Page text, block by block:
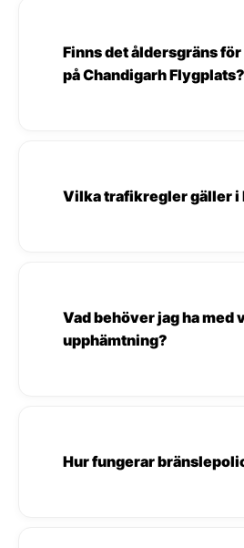
Finns det åldersgräns
på Chandigarh Flygplats?
Vilka trafikregler gäller i
Vad behöver jag ha med
upphämtning?
Hur fungerar